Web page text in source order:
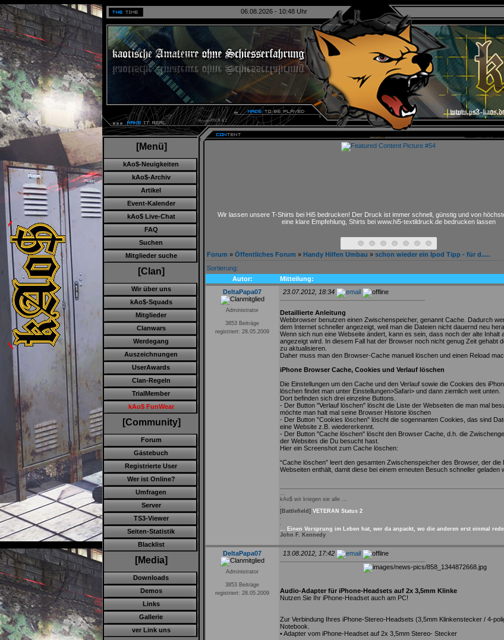
06.08.2026 - 10:48 Uhr +++
[Menü]
kAo$-Neuigkeiten
kAo$-Archiv
Artikel
Event-Kalender
kAo$ Live-Chat
FAQ
Suchen
Mitglieder suche
[Clan]
Wir über uns
kAo$-Squads
Mitglieder
Clanwars
Werdegang
Auszeichnungen
UserAwards
Clan-Regeln
TrialMember
kAo$ FunWear
[Community]
Forum
Gästebuch
Registrierte User
Wer ist Online?
Umfragen
Server
TS3-Viewer
Seiten-Statistik
Blacklist
[Media]
Downloads
Demos
Links
Gallerie
ver Link uns
Wir lassen unsere T-Shirts bei Hi5 bedrucken! Der Druck ist immer schnell, günstig und von
eine klare Empfehlung, Shirts bei www.hi5-textildruck.de bedrucken lassen
Forum » Öffentliches Forum » Handy Hilfen Umbau » schon wieder ein Ipod Tipp - für d.....
Sortierung:
Autor:
Mitteilung:
DeltaPapa07
Administrator
3853 Beiträge
registriert: 28.05.2009
23.07.2012, 18:34
Detaillierte Anleitung
Webbrowser benutzen einen Zwischenspeicher, genannt Cache. Dadurch
dem Internet schneller angezeigt, weil man die Dateien nicht dauernd neu
Wenn sich nun eine Webseite ändert, kann es sein, dass noch der alte Inhalt
angezeigt wird. In diesem Fall hat der Browser noch nicht genug Zeit gehabt
zu aktualisieren.
Daher muss man den Browser-Cache manuell löschen und einen Reload
iPhone Browser Cache, Cookies und Verlauf löschen
Die Einstellungen um den Cache und den Verlauf sowie die Cookies des
löschen findet man unter Einstellungen>Safari> und dann ziemlich weit unten.
Dort befinden sich drei einzelne Buttons.
- Der Button "Verlauf löschen" löscht die Liste der Webseiten die man mal
möchte man halt mal seine Browser Historie löschen
- Der Button "Cookies löschen" löscht die sogennanten Cookies, das sind
eine Website z.B. wiedererkennt.
- Der Button "Cache löschen" löscht den Browser Cache, d.h. die
der Websites die Du besucht hast.
Hier ein Screenshot zum Cache löschen:
“Cache löschen” leert den gesamten Zwischenspeicher des Browser, der
Webseiten enthält, damit diese bei einem erneuten Besuch schneller geladen
...
kAo$ wir kriegen sie alle ...
.
[Battlefield] VETERAN Status 2
.
.
... Einen Vorsprung im Leben hat, wer da anpackt, wo die anderen erst einmal
John F. Kennedy
DeltaPapa07
Administrator
3853 Beiträge
registriert: 28.05.2009
13.08.2012, 17:42
Audio-Adapter für iPhone-Headsets auf 2x 3,5mm Klinke
Nutzen Sie Ihr iPhone-Headset auch am PC!
Zur Verbindung Ihres iPhone-Stereo-Headsets (3,5mm Klinkenstecker / 4-
Notebook.
• Adapter vom iPhone-Headset auf 2x 3,5mm Stereo- Stecker